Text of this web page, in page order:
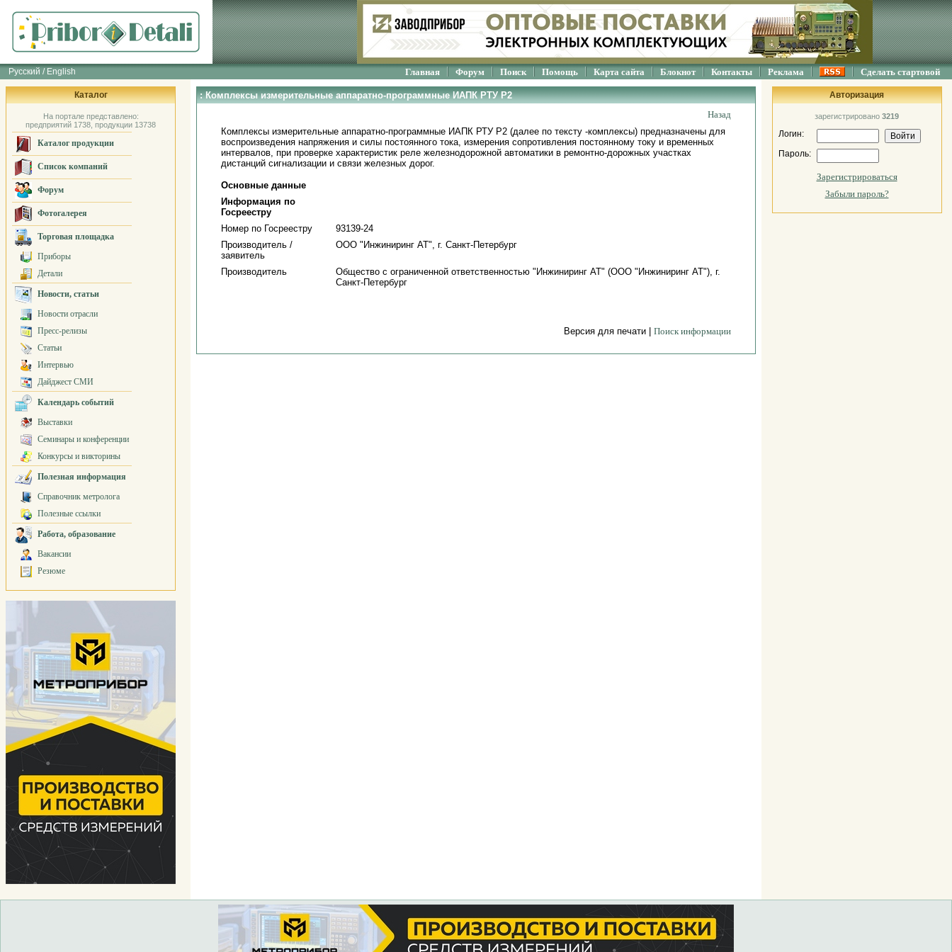
Русский / English Главная Форум Поиск Помощь Карта сайта Блокнот Контакты Реклама Сделать стартовой
Каталог
На портале представлено:
предприятий 1738, продукции 13738
Каталог продукции
Список компаний
Форум
Фотогалерея
Торговая площадка
Приборы
Детали
Новости, статьи
Новости отрасли
Пресс-релизы
Статьи
Интервью
Дайджест СМИ
Календарь событий
Выставки
Семинары и конференции
Конкурсы и викторины
Полезная информация
Справочник метролога
Полезные ссылки
Работа, образование
Вакансии
Резюме
: Комплексы измерительные аппаратно-программные ИАПК РТУ Р2
Назад
Комплексы измерительные аппаратно-программные ИАПК РТУ Р2 (далее по тексту -комплексы) предназначены для
воспроизведения напряжения и силы постоянного тока, измерения сопротивления постоянному току и временных
интервалов, при проверке характеристик реле железнодорожной автоматики в ремонтно-дорожных участках
дистанций сигнализации и связи железных дорог.
Основные данные
Информация по
Госреестру
Номер по Госреестру
93139-24
Производитель /
заявитель
ООО "Инжиниринг АТ", г. Санкт-Петербург
Производитель
Общество с ограниченной ответственностью "Инжиниринг АТ" (ООО "Инжиниринг АТ"), г.
Санкт-Петербург
Версия для печати | Поиск информации
Авторизация
зарегистрировано 3219
Логин:
Пароль:
Зарегистрироваться
Забыли пароль?